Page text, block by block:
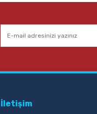
İletişim